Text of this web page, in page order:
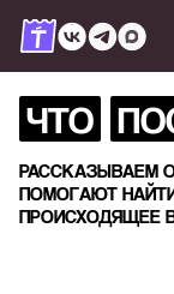
ЧТО
РАССКАЗЫВАЕМ
ПОМОГАЮТ
ПРОИСХОДЯЩЕЕ